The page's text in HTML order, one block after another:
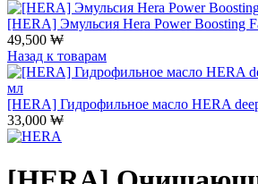
[HERA] Эмульсия Hera Power Boosting
49,500 ₩
Назад к товарам
[HERA] Гидрофильное масло HERA
33,000 ₩